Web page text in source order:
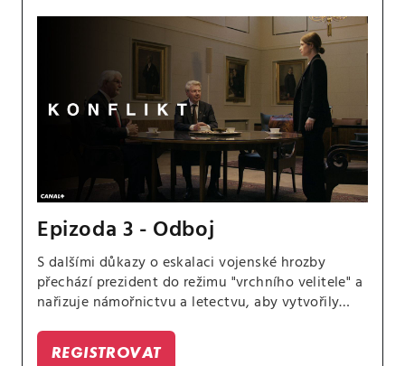
Epizoda 3 - Odboj
S dalšími důkazy o eskalaci vojenské hrozby
přechází prezident do režimu "vrchního velitele" a
nařizuje námořnictvu a letectvu, aby vytvořily
jednotkám nepozorovaně proniknout do
REGISTROVAT